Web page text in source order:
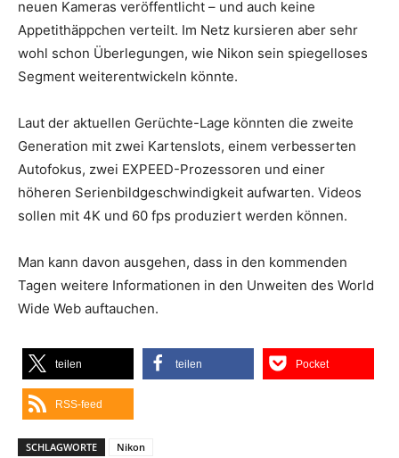
neuen Kameras veröffentlicht – und auch keine
Appetithäppchen verteilt. Im Netz kursieren aber sehr
wohl schon Überlegungen, wie Nikon sein spiegelloses
Segment weiterentwickeln könnte.
Laut der aktuellen Gerüchte-Lage könnten die zweite
Generation mit zwei Kartenslots, einem verbesserten
Autofokus, zwei EXPEED-Prozessoren und einer
höheren Serienbildgeschwindigkeit aufwarten. Videos
sollen mit 4K und 60 fps produziert werden können.
Man kann davon ausgehen, dass in den kommenden
Tagen weitere Informationen in den Unweiten des World
Wide Web auftauchen.
teilen teilen Pocket
RSS-feed
SCHLAGWORTE Nikon